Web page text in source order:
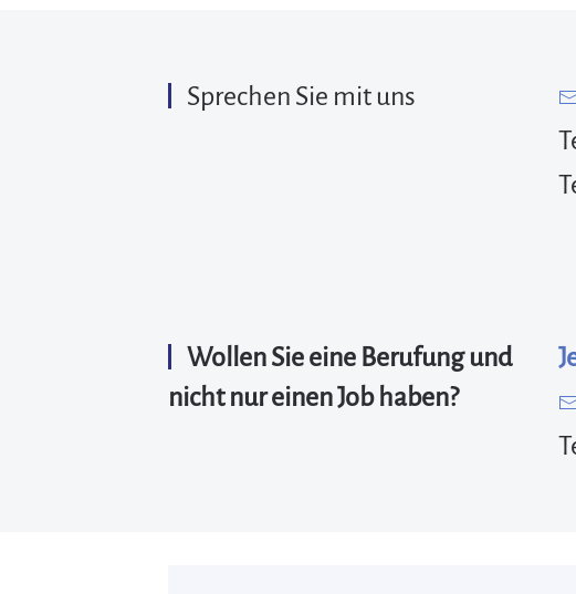
Sprechen Sie mit uns
Wollen Sie eine Berufung und
nicht nur einen Job haben?